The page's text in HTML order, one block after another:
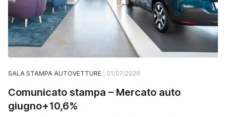
SALA STAMPA AUTOVETTURE 01/07/2026
Comunicato stampa – Mercato auto
giugno+10,6%